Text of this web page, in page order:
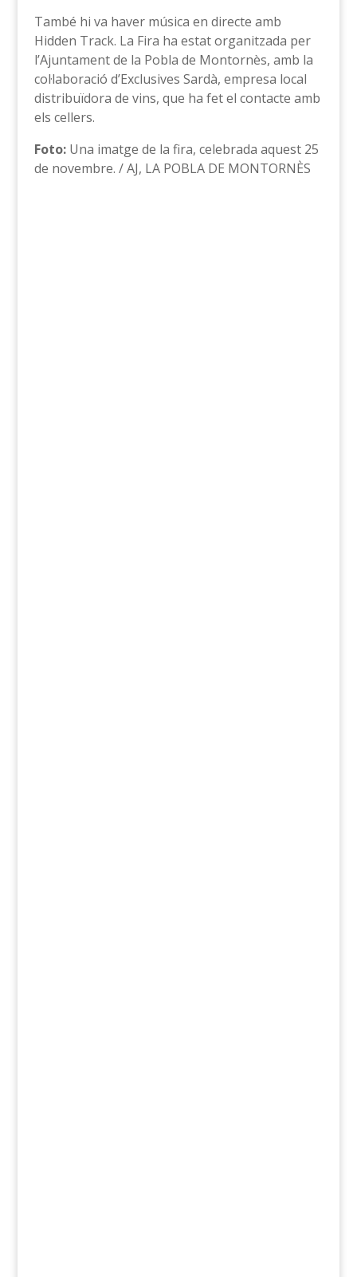
També hi va haver música en directe amb
Hidden Track. La Fira ha estat organitzada per
l’Ajuntament de la Pobla de Montornès, amb la
col·laboració d’Exclusives Sardà, empresa local
distribuïdora de vins, que ha fet el contacte amb
els cellers.
Foto:Una imatge de la fira, celebrada aquest 25
de novembre. / AJ, LA POBLA DE MONTORNÈS